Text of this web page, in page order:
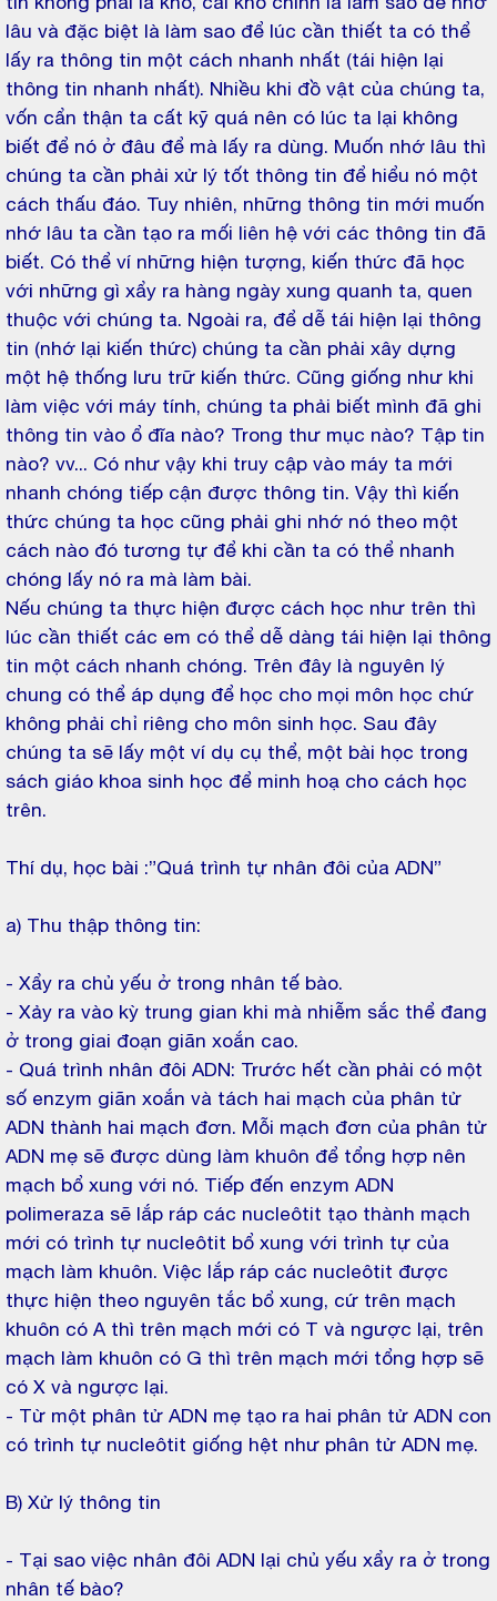
lâu và đặc biệt là làm sao để lúc cần thiết ta có thể
lấy ra thông tin một cách nhanh nhất (tái hiện lại
thông tin nhanh nhất). Nhiều khi đồ vật của chúng ta,
vốn cẩn thận ta cất kỹ quá nên có lúc ta lại không
biết để nó ở đâu để mà lấy ra dùng. Muốn nhớ lâu thì
chúng ta cần phải xử lý tốt thông tin để hiểu nó một
cách thấu đáo. Tuy nhiên, những thông tin mới muốn
nhớ lâu ta cần tạo ra mối liên hệ với các thông tin đã
biết. Có thể ví những hiện tượng, kiến thức đã học
với những gì xẩy ra hàng ngày xung quanh ta, quen
thuộc với chúng ta. Ngoài ra, để dễ tái hiện lại thông
tin (nhớ lại kiến thức) chúng ta cần phải xây dựng
một hệ thống lưu trữ kiến thức. Cũng giống như khi
làm việc với máy tính, chúng ta phải biết mình đã ghi
thông tin vào ổ đĩa nào? Trong thư mục nào? Tập tin
nào? vv... Có như vậy khi truy cập vào máy ta mới
nhanh chóng tiếp cận được thông tin. Vậy thì kiến
thức chúng ta học cũng phải ghi nhớ nó theo một
cách nào đó tương tự để khi cần ta có thể nhanh
chóng lấy nó ra mà làm bài.
Nếu chúng ta thực hiện được cách học như trên thì
lúc cần thiết các em có thể dễ dàng tái hiện lại thông
tin một cách nhanh chóng. Trên đây là nguyên lý
chung có thể áp dụng để học cho mọi môn học chứ
không phải chỉ riêng cho môn sinh học. Sau đây
chúng ta sẽ lấy một ví dụ cụ thể, một bài học trong
sách giáo khoa sinh học để minh hoạ cho cách học
trên.
Thí dụ, học bài :”Quá trình tự nhân đôi của ADN”
a) Thu thập thông tin:
- Xẩy ra chủ yếu ở trong nhân tế bào.
- Xảy ra vào kỳ trung gian khi mà nhiễm sắc thể đang
ở trong giai đoạn giãn xoắn cao.
- Quá trình nhân đôi ADN: Trước hết cần phải có một
số enzym giãn xoắn và tách hai mạch của phân tử
ADN thành hai mạch đơn. Mỗi mạch đơn của phân tử
ADN mẹ sẽ được dùng làm khuôn để tổng hợp nên
mạch bổ xung với nó. Tiếp đến enzym ADN
polimeraza sẽ lắp ráp các nucleôtit tạo thành mạch
mới có trình tự nucleôtit bổ xung với trình tự của
mạch làm khuôn. Việc lắp ráp các nucleôtit được
thực hiện theo nguyên tắc bổ xung, cứ trên mạch
khuôn có A thì trên mạch mới có T và ngược lại, trên
mạch làm khuôn có G thì trên mạch mới tổng hợp sẽ
có X và ngược lại.
- Từ một phân tử ADN mẹ tạo ra hai phân tử ADN con
có trình tự nucleôtit giống hệt như phân tử ADN mẹ.
B) Xử lý thông tin
- Tại sao việc nhân đôi ADN lại chủ yếu xẩy ra ở trong
nhân tế bào?